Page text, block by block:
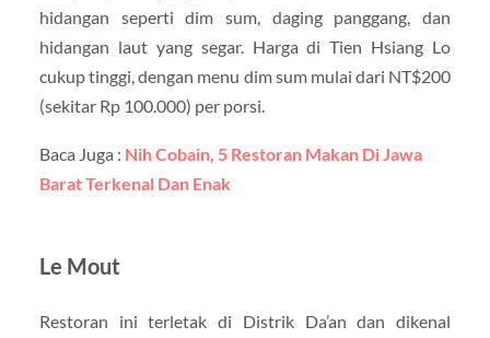
hidangan seperti dim sum, daging panggang, dan
hidangan laut yang segar. Harga di Tien Hsiang Lo
cukup tinggi, dengan menu dim sum mulai dari NT$200
(sekitar Rp 100.000) per porsi.
Baca Juga : Nih Cobain, 5 Restoran Makan Di Jawa
Barat Terkenal Dan Enak
Le Mout
Restoran ini terletak di Distrik Da’an dan dikenal